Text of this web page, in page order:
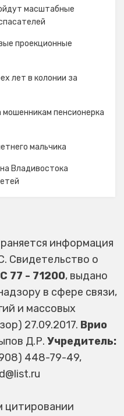
масштабные
проекционные
лет в колонии за
мошенникам пенсионерка
мальчика
Владивостока
информация
Свидетельство о
77 - 71200, выдано
в сфере связи,
и массовых
27.09.2017. Врио
Д.Р. Учредитель:
448-79-49,
цитировании